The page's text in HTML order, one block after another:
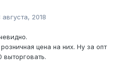
августа, 2018
цена на них. Ну за опт